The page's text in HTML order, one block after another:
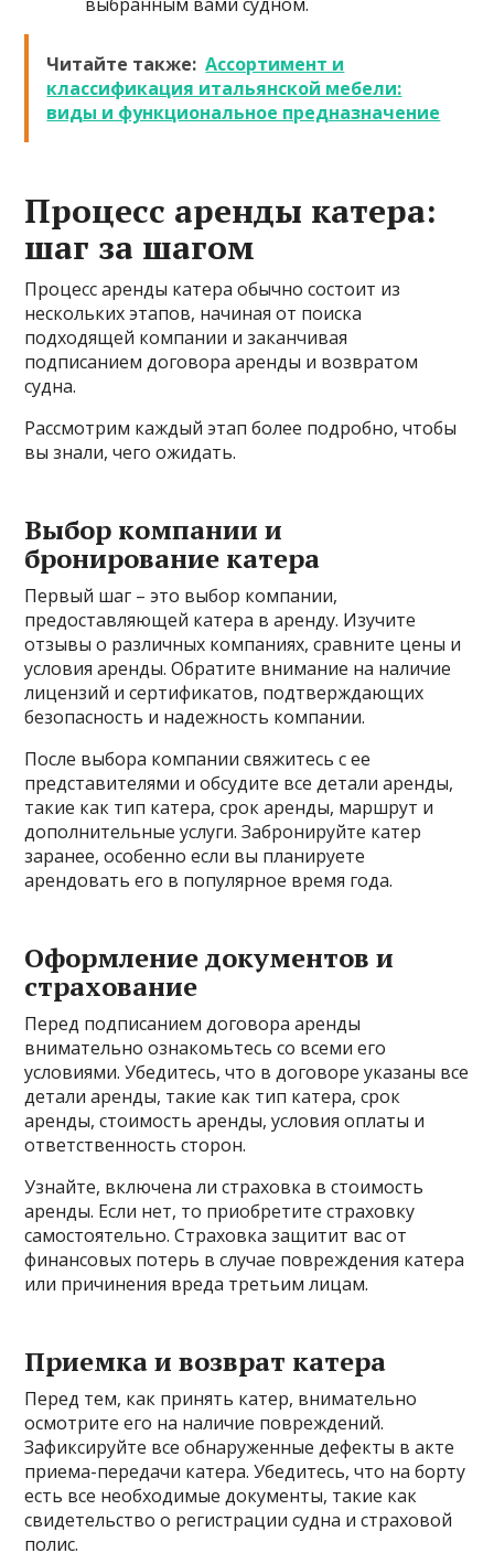
Читайте также: Ассортимент и
классификация итальянской мебели:
виды и функциональное предназначение
Процесс аренды катера:
шаг за шагом
Процесс аренды катера обычно состоит из
нескольких этапов, начиная от поиска
подходящей компании и заканчивая
подписанием договора аренды и возвратом
судна.
Рассмотрим каждый этап более подробно, чтобы
вы знали, чего ожидать.
Выбор компании и
бронирование катера
Первый шаг – это выбор компании,
предоставляющей катера в аренду. Изучите
отзывы о различных компаниях, сравните цены и
условия аренды. Обратите внимание на наличие
лицензий и сертификатов, подтверждающих
безопасность и надежность компании.
После выбора компании свяжитесь с ее
представителями и обсудите все детали аренды,
такие как тип катера, срок аренды, маршрут и
дополнительные услуги. Забронируйте катер
заранее, особенно если вы планируете
арендовать его в популярное время года.
Оформление документов и
страхование
Перед подписанием договора аренды
внимательно ознакомьтесь со всеми его
условиями. Убедитесь, что в договоре указаны все
детали аренды, такие как тип катера, срок
аренды, стоимость аренды, условия оплаты и
ответственность сторон.
Узнайте, включена ли страховка в стоимость
аренды. Если нет, то приобретите страховку
самостоятельно. Страховка защитит вас от
финансовых потерь в случае повреждения катера
или причинения вреда третьим лицам.
Приемка и возврат катера
Перед тем, как принять катер, внимательно
осмотрите его на наличие повреждений.
Зафиксируйте все обнаруженные дефекты в акте
приема-передачи катера. Убедитесь, что на борту
есть все необходимые документы, такие как
свидетельство о регистрации судна и страховой
полис.